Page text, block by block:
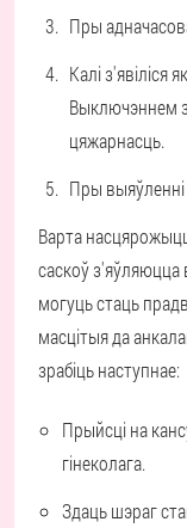
Пры
Калі з'явіліся
Выключэннем
цяжарнасць.
Пры
Варта
саскоў
могуць стаць
масцітыя да
зрабіць наступнае:
Прыйсці на
гінеколага.
Здаць шэраг